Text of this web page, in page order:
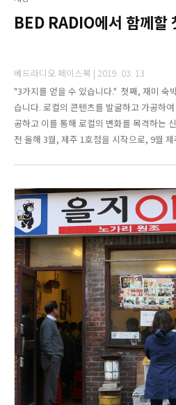
BED RADIO에서 함께할
베드라디오 페이스북 | 2019. 03. 13
"3가지를 얻을 수 있습니다." 첫째, 재미 숙
습니다. 로컬의 콘텐츠를 발굴하고 가공하
공하고 이를 통해 로컬의 변화를 목격하는
전 올해 3월, 제주 1호점을 시작으로, 9월
니다. 글로벌 숙박 시장의 체인지 메이커가
아니라 앞으로도 최고의 파트너와 함께 할
이 꾸려질 것이고, 베드라디오에서 우리는